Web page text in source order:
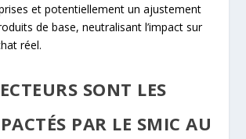
et potentiellement un ajustement
de base, neutralisant l’impact sur
réel.
SONT LES
PAR LE SMIC AU